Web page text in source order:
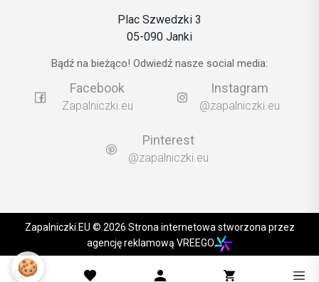
Plac Szwedzki 3
05-090 Janki
Bądź na bieżąco! Odwiedź nasze social media:
Facebook
Zapalniczki.eu
Instagram
@zapalniczki.eu
Pinterest
@zapalniczki.eu
Zapalniczki.EU © 2026 Strona internetowa stworzona przez
agencję reklamową VREEGO
🍪